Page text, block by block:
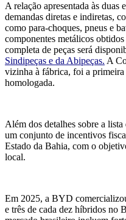
A relação apresentada às duas
demandas diretas e indiretas,
como para-choques, pneus e
componentes metálicos
completa de peças será
Sindipeças e da Abipeças. A
vizinha à fábrica, foi a
homologada.
Além dos detalhes sobre a
um conjunto de incentivos
Estado da Bahia, com o
local.
Em 2025, a BYD
e três de cada dez híbridos no